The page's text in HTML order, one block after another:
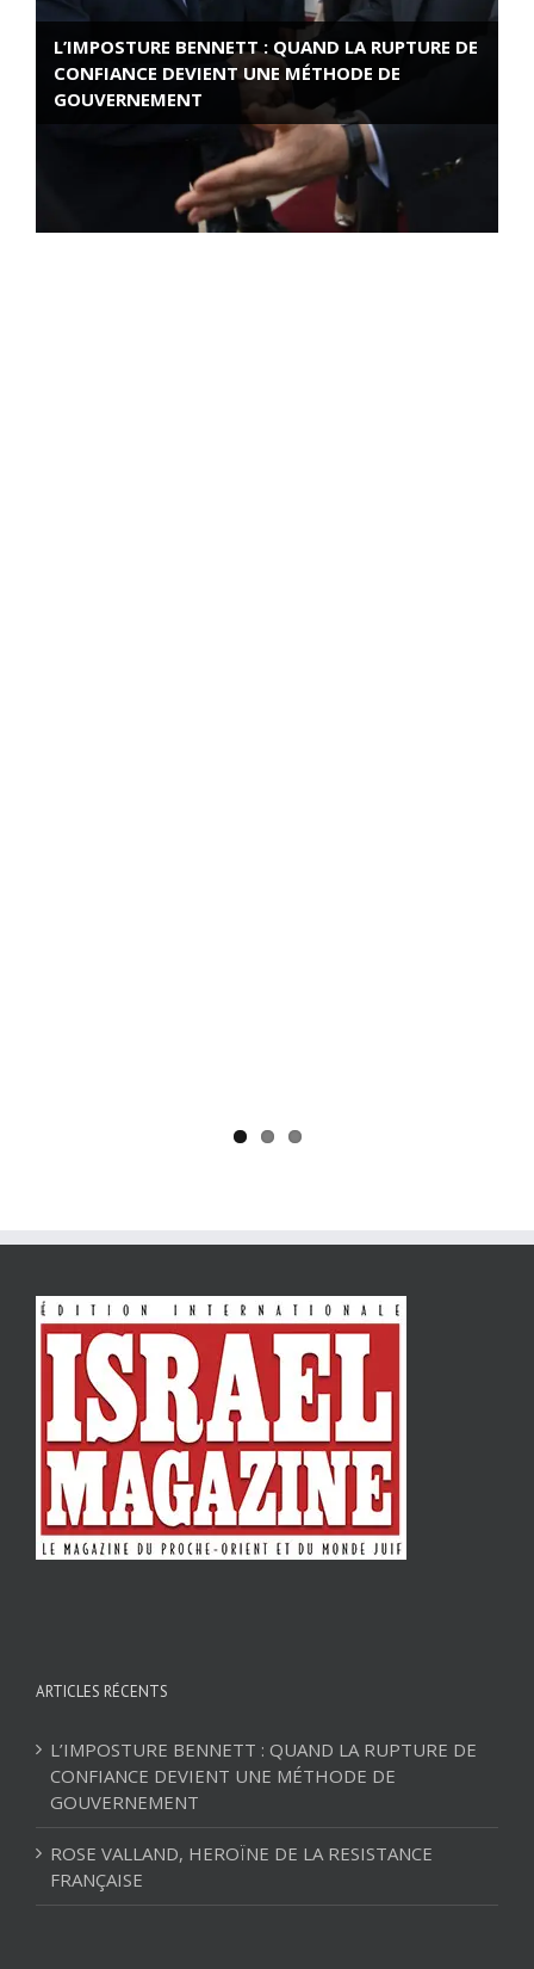
L’IMPOSTURE BENNETT : QUAND LA RUPTURE DE
CONFIANCE DEVIENT UNE MÉTHODE DE
GOUVERNEMENT
ROSE VALLAND, HEROÏNE DE LA RESISTANCE
ARTICLES RÉCENTS
L’IMPOSTURE BENNETT : QUAND LA RUPTURE DE
CONFIANCE DEVIENT UNE MÉTHODE DE
GOUVERNEMENT
ROSE VALLAND, HEROÏNE DE LA RESISTANCE
FRANÇAISE